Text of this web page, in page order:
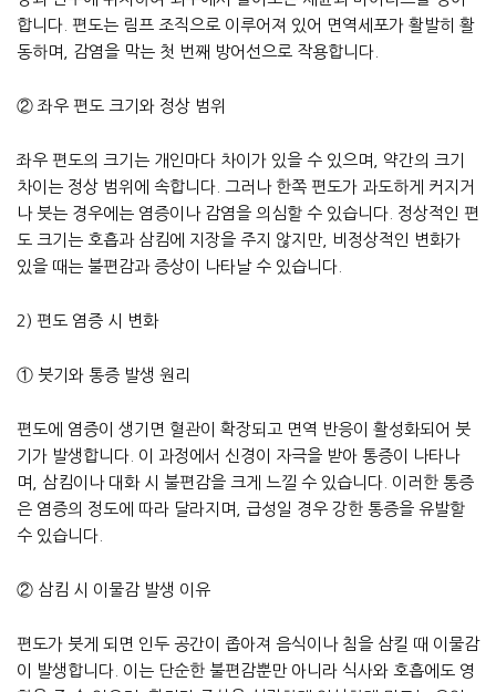
합니다. 편도는 림프 조직으로 이루어져 있어 면역세포가 활발히 활
동하며, 감염을 막는 첫 번째 방어선으로 작용합니다.
② 좌우 편도 크기와 정상 범위
좌우 편도의 크기는 개인마다 차이가 있을 수 있으며, 약간의 크기
차이는 정상 범위에 속합니다. 그러나 한쪽 편도가 과도하게 커지거
나 붓는 경우에는 염증이나 감염을 의심할 수 있습니다. 정상적인 편
도 크기는 호흡과 삼킴에 지장을 주지 않지만, 비정상적인 변화가
있을 때는 불편감과 증상이 나타날 수 있습니다.
2) 편도 염증 시 변화
① 붓기와 통증 발생 원리
편도에 염증이 생기면 혈관이 확장되고 면역 반응이 활성화되어 붓
기가 발생합니다. 이 과정에서 신경이 자극을 받아 통증이 나타나
며, 삼킴이나 대화 시 불편감을 크게 느낄 수 있습니다. 이러한 통증
은 염증의 정도에 따라 달라지며, 급성일 경우 강한 통증을 유발할
수 있습니다.
② 삼킴 시 이물감 발생 이유
편도가 붓게 되면 인두 공간이 좁아져 음식이나 침을 삼킬 때 이물감
이 발생합니다. 이는 단순한 불편감뿐만 아니라 식사와 호흡에도 영